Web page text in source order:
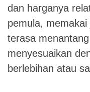
dan harganya
pemula,
terasa
menyesuaikan
berlebihan atau